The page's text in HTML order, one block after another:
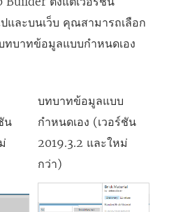
และบนเว็บ คุณสามารถเลือก
บาทข้อมูลแบบกำหนดเอง
น
บทบาทข้อมูลแบบ
กำหนดเอง (เวอร์ชัน
2019.3.2 และใหม่
กว่า)